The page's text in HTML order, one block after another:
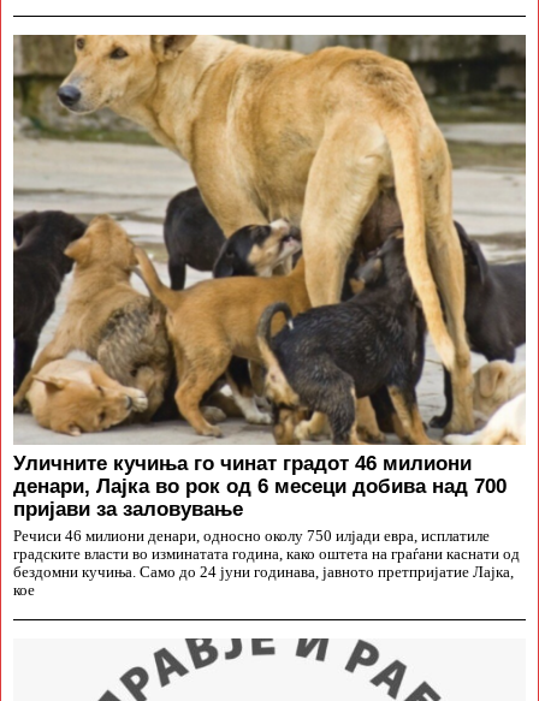
Уличните кучиња го чинат градот 46 милиони
денари, Лајка во рок од 6 месеци добива над 700
пријави за заловување
Речиси 46 милиони денари, односно околу 750 илјади евра, исплатиле
градските власти во изминатата година, како оштета на граѓани каснати од
бездомни кучиња. Само до 24 јуни годинава, јавното претпријатие Лајка,
кое